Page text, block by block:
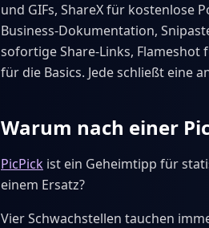
und GIFs, ShareX für kostenlose
Business-Dokumentation,
sofortige Share-Links, Flameshot
für die Basics. Jede schließt eine
Warum nach einer
PicPick ist ein Geheimtipp für
einem Ersatz?
Vier Schwachstellen tauchen